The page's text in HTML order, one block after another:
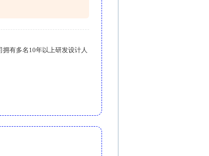
有多名10年以上研发设计人